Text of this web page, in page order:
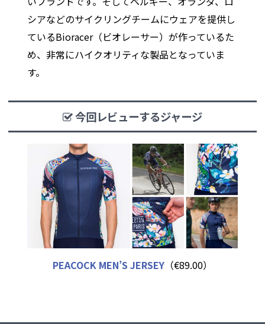
シアなどのサイクリングチームにウェアを提供し
ているBioracer（ビオレーサー）が作っているた
め、非常にハイクオリティな製品となっていま
す。
今回レビューするジャージ
PEACOCK MEN’S JERSEY （€89.00）